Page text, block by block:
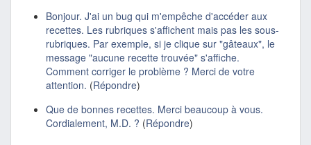
Bonjour. J'ai un bug qui m'empêche d'accéder aux
recettes. Les rubriques s'affichent mais pas les sous-
rubriques. Par exemple, si je clique sur "gâteaux", le
message "aucune recette trouvée" s'affiche.
Comment corriger le problème ? Merci de votre
attention. (Répondre)
Que de bonnes recettes. Merci beaucoup à vous.
Cordialement, M.D. ? (Répondre)